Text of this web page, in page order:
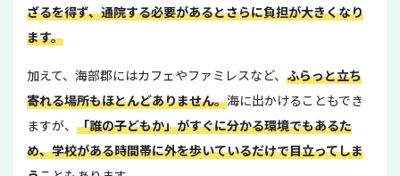
ざるを得ず、通院する必要があるとさらに負担が大きくなり
ます。
加えて、海部郡にはカフェやファミレスなど、 ふらっと立ち
寄れる場所もほとんどありません。海に出かけることもでき
ますが、 「誰の子どもか」がすぐに分かる環境でもあるた
め、学校がある時間帯に外を歩いているだけで目立ってしま